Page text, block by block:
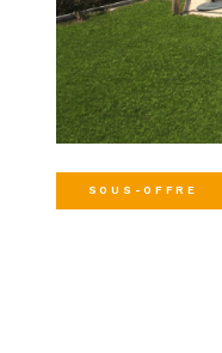
SOUS-OFFRE